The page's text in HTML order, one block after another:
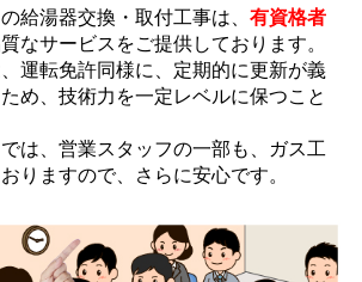
給湯器交換・取付工事は、 有資格者
なサービスをご提供しております。
運転免許同様に、定期的に更新が義
め、技術力を一定レベルに保つこと
では、営業スタッフの一部も、ガス工
りますので、さらに安心です。